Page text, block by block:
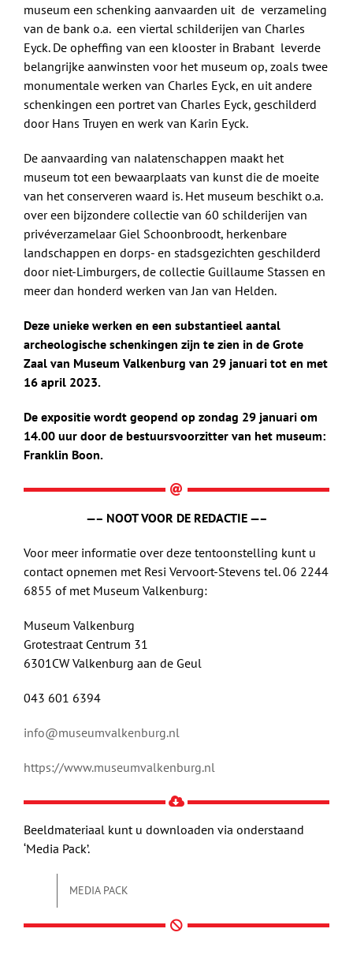
museum een schenking aanvaarden uit de verzameling
van de bank o.a. een viertal schilderijen van Charles
Eyck. De opheffing van een klooster in Brabant leverde
belangrijke aanwinsten voor het museum op, zoals twee
monumentale werken van Charles Eyck, en uit andere
schenkingen een portret van Charles Eyck, geschilderd
door Hans Truyen en werk van Karin Eyck.
De aanvaarding van nalatenschappen maakt het
museum tot een bewaarplaats van kunst die de moeite
van het conserveren waard is. Het museum beschikt o.a.
over een bijzondere collectie van 60 schilderijen van
privéverzamelaar Giel Schoonbroodt, herkenbare
landschappen en dorps- en stadsgezichten geschilderd
door niet-Limburgers, de collectie Guillaume Stassen en
meer dan honderd werken van Jan van Helden.
Deze unieke werken en een substantieel aantal
archeologische schenkingen zijn te zien in de Grote
Zaal van Museum Valkenburg van 29 januari tot en met
16 april 2023.
De expositie wordt geopend op zondag 29 januari om
14.00 uur door de bestuursvoorzitter van het museum:
Franklin Boon.
—– NOOT VOOR DE REDACTIE —–
Voor meer informatie over deze tentoonstelling kunt u
contact opnemen met Resi Vervoort-Stevens tel. 06 2244
6855 of met Museum Valkenburg:
Museum Valkenburg
Grotestraat Centrum 31
6301CW Valkenburg aan de Geul
043 601 6394
info@museumvalkenburg.nl
https://www.museumvalkenburg.nl
Beeldmateriaal kunt u downloaden via onderstaand
‘Media Pack’.
MEDIA PACK